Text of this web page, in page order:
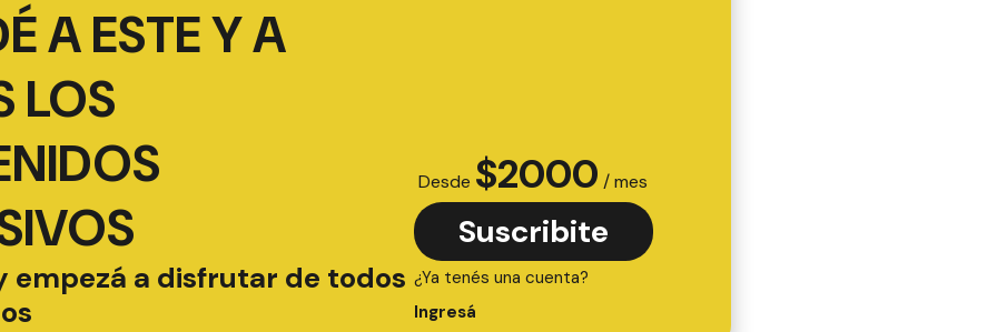
A ESTE Y A
LOS
empezá a disfrutar de todos
Desde $2000 / mes
Suscribite
¿Ya tenés una cuenta?
Ingresá